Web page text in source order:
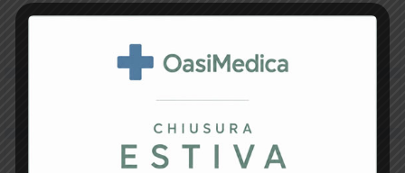
Batteria agli ioni di litio per SuperVega 118 e Evo –
Specifiche Tecniche
Resi e Garanzia